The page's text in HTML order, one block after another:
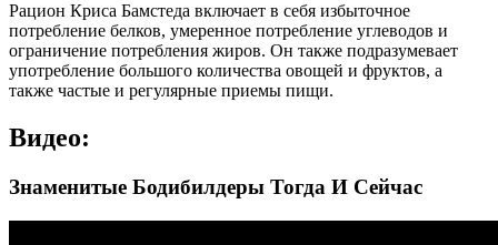
Рацион Криса Бамстеда включает в себя избыточное
потребление белков, умеренное потребление углеводов и
ограничение потребления жиров. Он также подразумевает
употребление большого количества овощей и фруктов, а
также частые и регулярные приемы пищи.
Видео:
Знаменитые Бодибилдеры Тогда И Сейчас